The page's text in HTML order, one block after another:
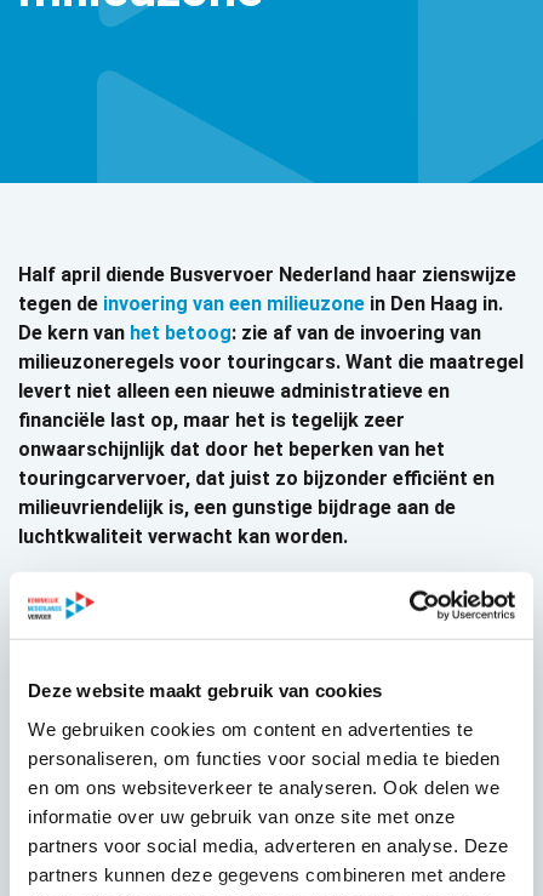
Deze website maakt gebruik van cookies
We gebruiken cookies om content en advertenties te
personaliseren, om functies voor social media te bieden
en om ons websiteverkeer te analyseren. Ook delen we
informatie over uw gebruik van onze site met onze
partners voor social media, adverteren en analyse. Deze
partners kunnen deze gegevens combineren met andere
Half april diende Busvervoer Nederland haar zienswijze
tegen de invoering van een milieuzone in Den Haag in.
De kern van het betoog: zie af van de invoering van
milieuzoneregels voor touringcars. Want die maatregel
levert niet alleen een nieuwe administratieve en
financiële last op, maar het is tegelijk zeer
onwaarschijnlijk dat door het beperken van het
touringcarvervoer, dat juist zo bijzonder efficiënt en
milieuvriendelijk is, een gunstige bijdrage aan de
luchtkwaliteit verwacht kan worden.
1) Het tempo waarin de gemeente Den Haag de milieuzone
invoert is veel te hoog. Bovendien wordt een aantal
om zich aan de nieuwe situatie aan te passen.
2) Het instellen van een milieuzone voor touringcars levert
geen wezenlijke bijdrage aan de verbetering van de
luchtkwaliteit in de stad, en is zelfs contraproductief.
3) De gemeente Den Haag scheert touringcaruitstoot ten
onrechte over een kam met het OV.
4) De gemeente Den Haag houdt onvoldoende rekening